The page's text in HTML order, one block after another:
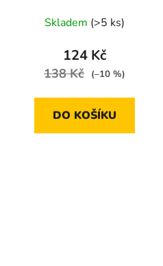
Skladem (>5 ks)
124 Kč
138 Kč (–10 %)
DO KOŠÍKU